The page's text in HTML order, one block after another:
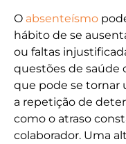
O absenteísmo
hábito de se
ou faltas
questões de saúde
que pode se tornar
a repetição de
como o atraso
colaborador. Uma